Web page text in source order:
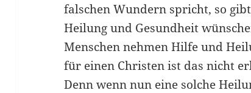
falschen Wundern spricht, so
Heilung und Gesundheit
Menschen nehmen Hilfe und
für einen Christen ist das nicht
Denn wenn nun eine solche